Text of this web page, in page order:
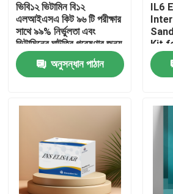
আমাদের সম্পর্কে
ভিবি১২ ভিটামিন বি১২
এলআইএসএ কিট ৯৬ টি পরীক্ষার
সাথে ৯৯% নির্ভুলতা এবং
ভিটামিনের ঘাটতির গবেষণার জন্য
১ ঘন্টা পরীক্ষার সময়
অনুসন্ধান পাঠান
IL6
Kit
in